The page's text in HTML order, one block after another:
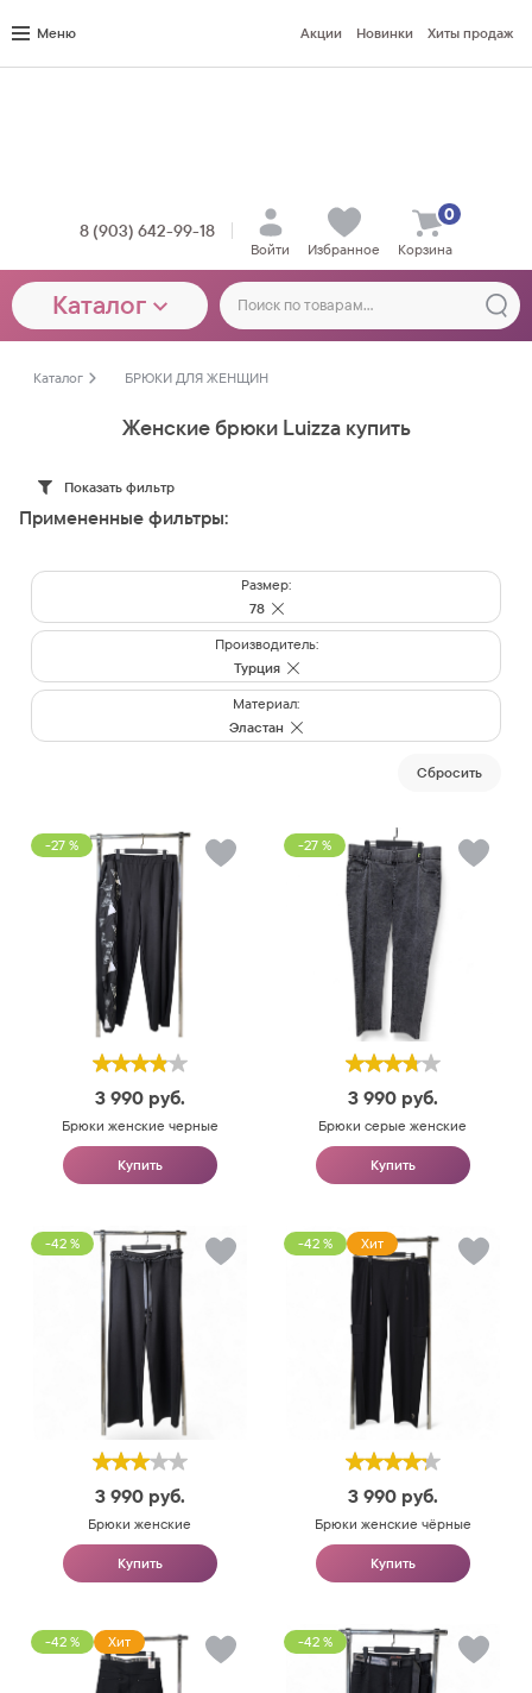
Меню Акции Новинки Хиты продаж
8 (903) 642-99-18
Войти Избранное Корзина
0
Каталог
Каталог БРЮКИ ДЛЯ ЖЕНЩИН
Женские брюки Luizza купить
Показать фильтр
Примененные фильтры:
Размер:
78
Производитель:
Турция
Материал:
Эластан
Cбросить
-27 %
3 990 руб.
Брюки женские черные
Купить
-27 %
3 990 руб.
Брюки серые женские
Купить
-42 %
3 990 руб.
Брюки женские
Купить
-42 % Хит
3 990 руб.
Брюки женские чёрные
Купить
-42 % Хит -42 %